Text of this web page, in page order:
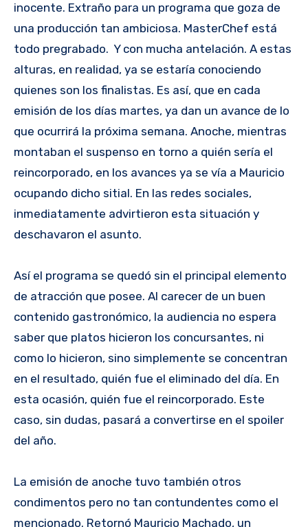
inocente. Extraño para un programa que goza de
una producción tan ambiciosa. MasterChef está
todo pregrabado. Y con mucha antelación. A estas
alturas, en realidad, ya se estaría conociendo
quienes son los finalistas. Es así, que en cada
emisión de los días martes, ya dan un avance de lo
que ocurrirá la próxima semana. Anoche, mientras
montaban el suspenso en torno a quién sería el
reincorporado, en los avances ya se vía a Mauricio
ocupando dicho sitial. En las redes sociales,
inmediatamente advirtieron esta situación y
deschavaron el asunto.
Así el programa se quedó sin el principal elemento
de atracción que posee. Al carecer de un buen
contenido gastronómico, la audiencia no espera
saber que platos hicieron los concursantes, ni
como lo hicieron, sino simplemente se concentran
en el resultado, quién fue el eliminado del día. En
esta ocasión, quién fue el reincorporado. Este
caso, sin dudas, pasará a convertirse en el spoiler
del año.
La emisión de anoche tuvo también otros
condimentos pero no tan contundentes como el
mencionado. Retornó Mauricio Machado, un